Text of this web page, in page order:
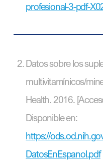
profesional-3-pdf-
Datos sobre los
multivitamínicos/
Health. 2016.
Disponible en:
https://
DatosEnEspanol.pdf